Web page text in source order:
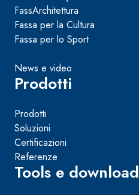
FassArchitettura
Fassa per la Cultura
Fassa per lo Sport
News e video
Prodotti
Prodotti
Soluzioni
Certificazioni
Referenze
Tools e download